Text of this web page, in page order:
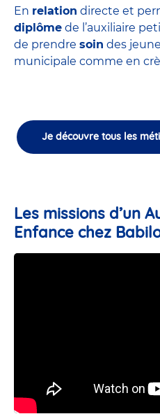
En relation directe et
diplôme de l’auxiliaire
de prendre soin des
municipale comme en
Je découvre tous les
Les missions d’un
Enfance chez